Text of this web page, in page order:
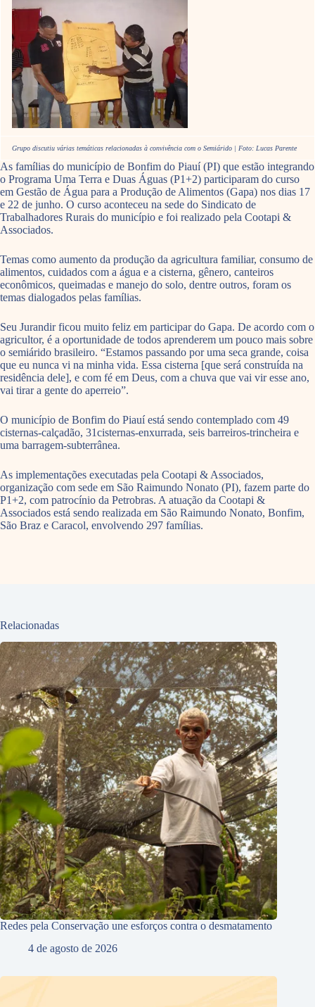
Grupo discutiu várias temáticas relacionadas à convivência com o Semiárido | Foto: Lucas Parente
As famílias do município de Bonfim do Piauí (PI) que estão integrando
o Programa Uma Terra e Duas Águas (P1+2) participaram do curso
em Gestão de Água para a Produção de Alimentos (Gapa) nos dias 17
e 22 de junho. O curso aconteceu na sede do Sindicato de
Trabalhadores Rurais do município e foi realizado pela Cootapi &
Associados.
Temas como aumento da produção da agricultura familiar, consumo de
alimentos, cuidados com a água e a cisterna, gênero, canteiros
econômicos, queimadas e manejo do solo, dentre outros, foram os
temas dialogados pelas famílias.
Seu Jurandir ficou muito feliz em participar do Gapa. De acordo com o
agricultor, é a oportunidade de todos aprenderem um pouco mais sobre
o semiárido brasileiro. “Estamos passando por uma seca grande, coisa
que eu nunca vi na minha vida. Essa cisterna [que será construída na
residência dele], e com fé em Deus, com a chuva que vai vir esse ano,
vai tirar a gente do aperreio”.
O município de Bonfim do Piauí está sendo contemplado com 49
cisternas-calçadão, 31cisternas-enxurrada, seis barreiros-trincheira e
uma barragem-subterrânea.
As implementações executadas pela Cootapi & Associados,
organização com sede em São Raimundo Nonato (PI), fazem parte do
P1+2, com patrocínio da Petrobras. A atuação da Cootapi &
Associados está sendo realizada em São Raimundo Nonato, Bonfim,
São Braz e Caracol, envolvendo 297 famílias.
Relacionadas
Redes pela Conservação une esforços contra o desmatamento
4 de agosto de 2026